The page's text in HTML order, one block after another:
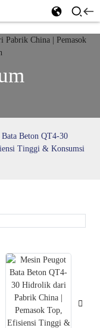
Beton QT4-30
Tinggi & Konsumsi